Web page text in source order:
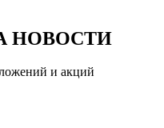
НОВОСТИ
и акций